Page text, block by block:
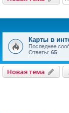
Карты в
Последнее
Ответы: 65
Новая тема